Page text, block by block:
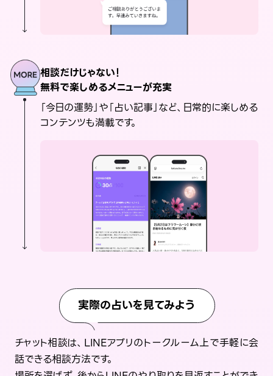
相談だけじゃない！
無料で楽しめるメニューが充実
「今日の運勢」や「占い記事」など、日常的に楽しめる
コンテンツも満載です。
実際の占いを見てみよう
チャット相談は、LINEアプリのトークルーム上で手軽に会
話できる相談方法です。